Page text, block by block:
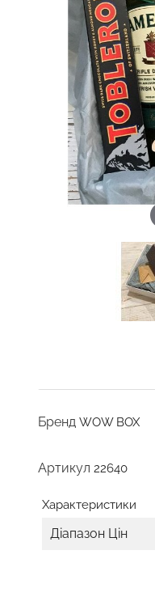
Бренд WOW BOX
Артикул 22640
Характеристики
Діапазон Цін